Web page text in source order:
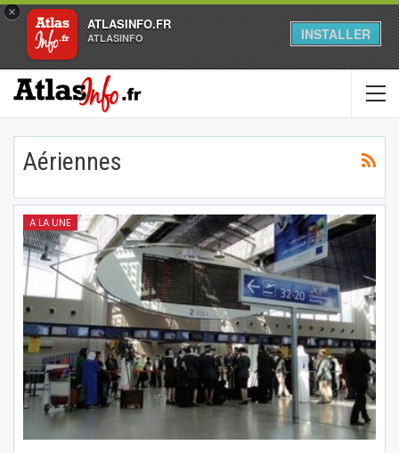
×
ATLASINFO.FR
ATLASINFO INSTALLER
Aériennes
A LA UNE